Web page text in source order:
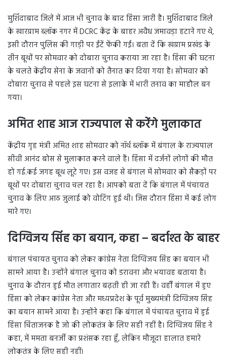
मुर्शिदाबाद जिले में आज भी चुनाव के बाद हिंसा जारी है। मुर्शिदाबाद जिले
के खारग्राम ब्लॉक नगर में DCRC केंद्र के बाहर अवैध जमावड़ा हटाने गए थे,
इसी दौरान पुलिस की गाड़ी पर ईंटें फेंकी गईं। बता दें कि खग्राम प्रखंड के
तीन बूथों पर सोमवार को दोबारा चुनाव कराया जा रहा है। हिंसा की घटना
के चलते केंद्रीय सेना के जवानों को तैनात कर दिया गया है। सोमवार को
दोबारा चुनाव से पहले इस घटना से इलाके में भारी तनाव का माहौल बन
गया।
अमित शाह आज राज्यपाल से करेंगे मुलाकात
केंद्रीय गृह मंत्री अमित शाह सोमवार को नॉर्थ ब्लॉक में बंगाल के राज्यपाल
सीवी आनंद बोस से मुलाकात करने वाले हैं। हिंसा में दर्जनों लोगों की मौत
हो गई.कई जगह बूथ लूटे गए। इस वजह से बंगाल में सोमवार को सैकड़ों पर
बूथों पर दोबारा चुनाव चल रहा है। आपको बता दें कि बंगाल में पंचायत
चुनाव के लिए आठ जुलाई को वोटिंग हुई थी। जिस दौरान हिंसा में कई लोग
मारे गए।
दिग्विजय सिंह का बयान, कहा – बर्दाश्त के बाहर
बंगाल पंचायत चुनाव को लेकर कांग्रेस नेता दिग्विजय सिंह का बयान भी
सामने आया है। उन्होंने बंगाल चुनाव को डरावना और भयावह बताया है।
चुनाव के दौरान हुई मौत लगातार बढ़ती ही जा रही हैं। वहीँ बंगाल में हुए
हिंसा को लेकर कांग्रेस नेता और मध्यप्रदेश के पूर्व मुख्यमंत्री दिग्विजय सिंह
का बयान सामने आया है। उन्होंने कहा कि बंगाल में पंचायत चुनाव में हुई
हिंसा चिंताजनक है जो की लोकतंत्र के लिए सही नहीं है। दिग्विजय सिंह ने
कहा, में ममता बनर्जी का प्रशंसक रहा हूँ, लेकिन मौजूदा हालात हमारे
लोकतंत्र के लिए सही नहीं।